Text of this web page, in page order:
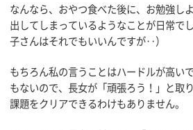
なんなら、おやつ食べた後に、お勉強し
出してしまっているようなことが日常で
子さんはそれでもいいんですが‥）
もちろん私の言うことはハードルが高い
もないので、長女が「頑張ろう！」と取
課題をクリアできるわけもありません。